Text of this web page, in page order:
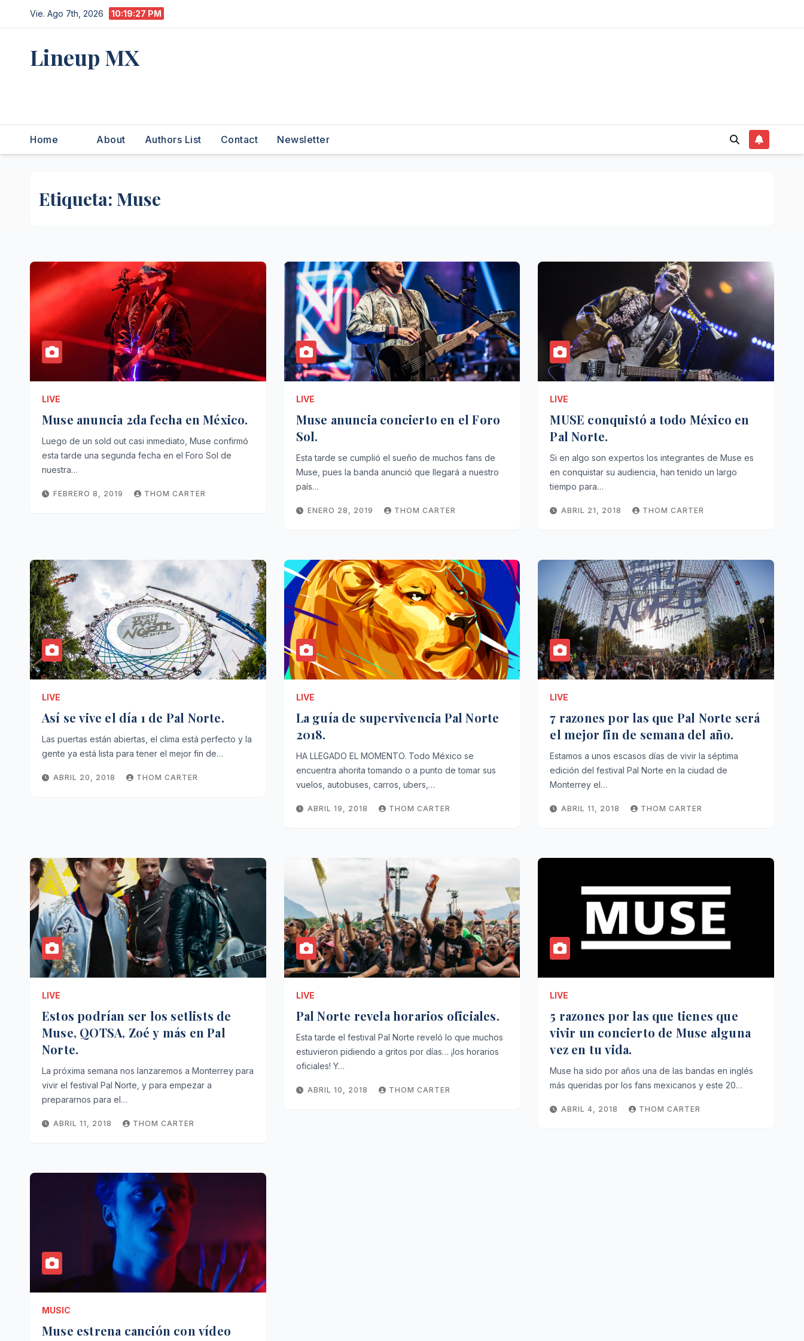
al
Vie. Ago 7th, 2026 10:19:29 PM
Lineup MX
Home About Authors List Contact Newsletter
Etiqueta: Muse
LIVE
Muse anuncia 2da fecha en México.
Luego de un sold out casi inmediato, Muse confirmó
esta tarde una segunda fecha en el Foro Sol de
nuestra…
FEBRERO 8, 2019 THOM CARTER
LIVE
Muse anuncia concierto en el Foro
Sol.
Esta tarde se cumplió el sueño de muchos fans de
Muse, pues la banda anunció que llegará a nuestro
país…
ENERO 28, 2019 THOM CARTER
LIVE
MUSE conquistó a todo México en
Pal Norte.
Si en algo son expertos los integrantes de Muse es
en conquistar su audiencia, han tenido un largo
tiempo para…
ABRIL 21, 2018 THOM CARTER
LIVE
Así se vive el día 1 de Pal Norte.
Las puertas están abiertas, el clima está perfecto y la
gente ya está lista para tener el mejor fin de…
ABRIL 20, 2018 THOM CARTER
LIVE
La guía de supervivencia Pal Norte
2018.
HA LLEGADO EL MOMENTO. Todo México se
encuentra ahorita tomando o a punto de tomar sus
vuelos, autobuses, carros, ubers,…
ABRIL 19, 2018 THOM CARTER
LIVE
7 razones por las que Pal Norte será
el mejor fin de semana del año.
Estamos a unos escasos días de vivir la séptima
edición del festival Pal Norte en la ciudad de
Monterrey el…
ABRIL 11, 2018 THOM CARTER
LIVE
Estos podrían ser los setlists de
Muse, QOTSA, Zoé y más en Pal
Norte.
La próxima semana nos lanzaremos a Monterrey para
vivir el festival Pal Norte, y para empezar a
prepararnos para el…
ABRIL 11, 2018 THOM CARTER
LIVE
Pal Norte revela horarios oficiales.
Esta tarde el festival Pal Norte reveló lo que muchos
estuvieron pidiendo a gritos por días… ¡los horarios
oficiales! Y…
ABRIL 10, 2018 THOM CARTER
LIVE
5 razones por las que tienes que
vivir un concierto de Muse alguna
vez en tu vida.
Muse ha sido por años una de las bandas en inglés
más queridas por los fans mexicanos y este 20…
ABRIL 4, 2018 THOM CARTER
MUSIC
Muse estrena canción con vídeo